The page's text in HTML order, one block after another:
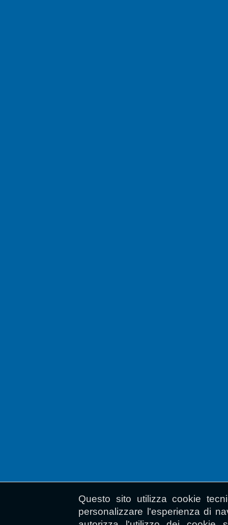
Questo sito utilizza cookie
personalizzare l'esperienza di